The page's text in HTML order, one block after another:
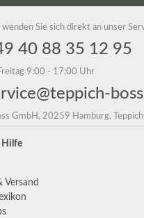
wenden Sie sich direkt an unser
40 88 35 12 95
9:00 - 17:00 Uhr
GmbH, 20259 Hamburg,
Hilfe
Versand